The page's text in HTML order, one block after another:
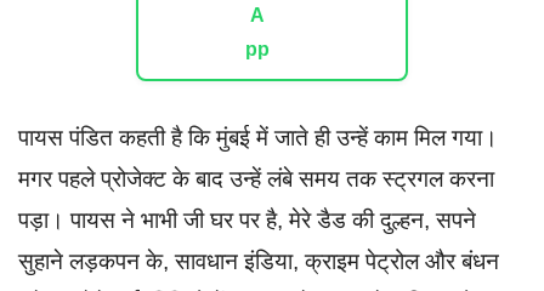
पायस पंडित कहती है कि मुंबई में जाते ही उन्हें काम मिल गया।
मगर पहले प्रोजेक्ट के बाद उन्हें लंबे समय तक स्ट्रगल करना
पड़ा। पायस ने भाभी जी घर पर है, मेरे डैड की दुल्हन, सपने
सुहाने लड़कपन के, सावधान इंडिया, क्राइम पेट्रोल और बंधन